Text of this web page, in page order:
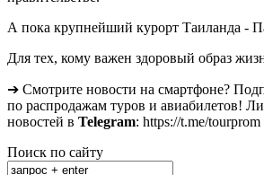
А пока крупнейший курорт Таиланда -
Для тех, кому важен здоровый образ
➔ Смотрите новости на смартфоне?
по распродажам туров и авиабилетов!
новостей в Telegram: https://t.me/tourprom
Поиск по сайту